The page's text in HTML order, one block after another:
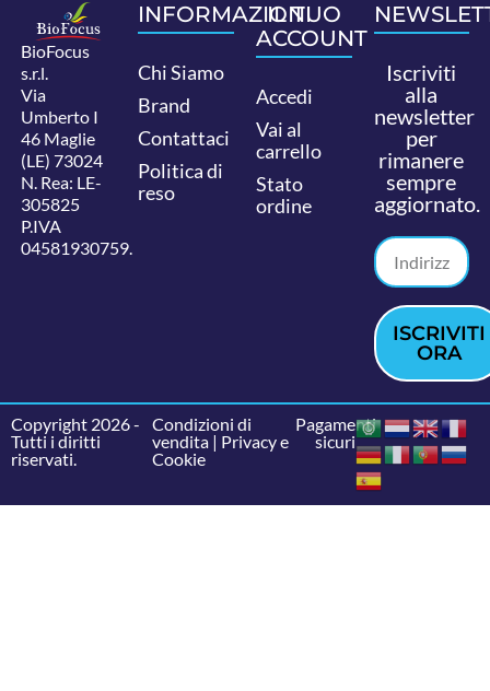
BioFocus
s.r.l.
Via
Umberto I
46 Maglie
(LE) 73024
N. Rea: LE-
305825
P.IVA
04581930759.
INFORMAZIONI
Chi Siamo
Brand
Contattaci
Politica di
reso
IL TUO
ACCOUNT
Accedi
Vai al
carrello
Stato
ordine
Iscriviti
alla
newsletter
per
rimanere
sempre
aggiornato.
ISCRIVITI
ORA
Copyright 2026 -
Tutti i diritti
riservati.
Condizioni di
vendita| Privacy e
Cookie
Pagamenti
sicuri